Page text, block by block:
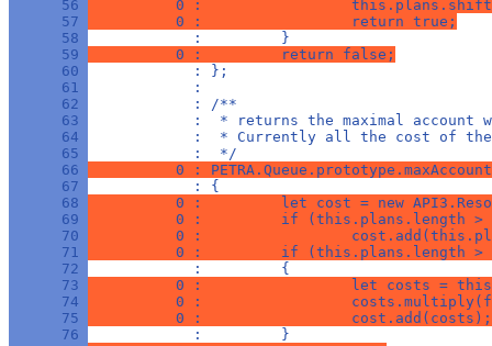
      56
0 :
      57
          0 :                 return true;
      58
            :         }
      59
          0 :         return false;
      60
            : };
      61
            :
      62
            : /**
      63
:  * returns the maximal account
      64
:  * Currently all the cost of
      65
            :  */
      66
0 :
      67
            : {
      68
0 :         let cost = new
      69
0 :         if (this.plans.length
      70
0 :
      71
0 :         if (this.plans.length
      72
            :         {
      73
0 :                 let costs =
      74
0 :
      75
          0 :                 cost.add(costs);
      76
            :         }